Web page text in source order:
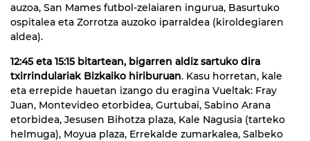
auzoa, San Mames futbol-zelaiaren ingurua, Basurtuko
ospitalea eta Zorrotza auzoko iparraldea (kiroldegiaren
aldea).
12:45 eta 15:15 bitartean, bigarren aldiz sartuko dira
txirrindulariak Bizkaiko hiriburuan. Kasu horretan, kale
eta errepide hauetan izango du eragina Vueltak: Fray
Juan, Montevideo etorbidea, Gurtubai, Sabino Arana
etorbidea, Jesusen Bihotza plaza, Kale Nagusia (tarteko
helmuga), Moyua plaza, Errekalde zumarkalea, Salbeko